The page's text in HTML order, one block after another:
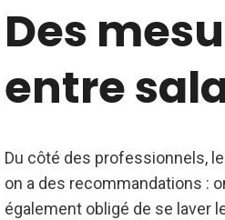
Des
entre
Du côté des professionnels,
on a des recommandations :
également obligé de se laver